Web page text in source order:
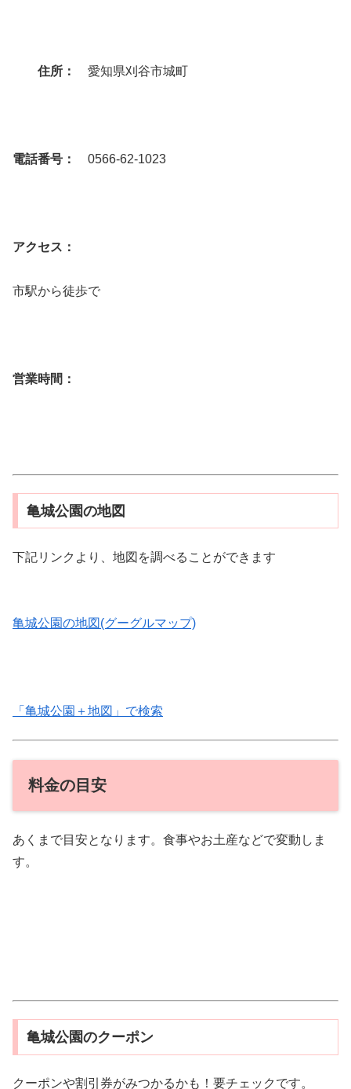
住所： 愛知県刈谷市城町
電話番号： 0566-62-1023
アクセス：
市駅から徒歩で
営業時間：
亀城公園の地図
下記リンクより、地図を調べることができます
亀城公園の地図(グーグルマップ)
「亀城公園＋地図」で検索
料金の目安
あくまで目安となります。食事やお土産などで変動しま
す。
亀城公園のクーポン
クーポンや割引券がみつかるかも！要チェックです。